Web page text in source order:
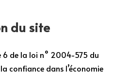
du site
6 de la loi n° 2004-575 du
confiance dans l’économie